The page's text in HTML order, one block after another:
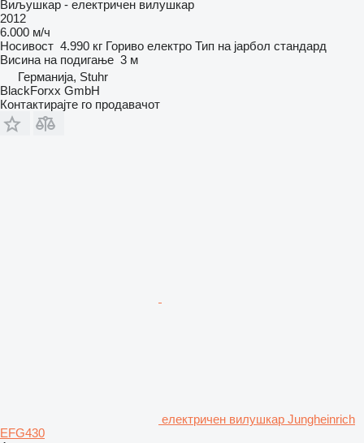
Виљушкар - електричен вилушкар
2012
6.000 м/ч
Носивост 4.990 кг Гориво електро Тип на јарбол стандард
Висина на подигање 3 м
Германија, Stuhr
BlackForxx GmbH
Контактирајте го продавачот
електричен вилушкар Jungheinrich
EFG430